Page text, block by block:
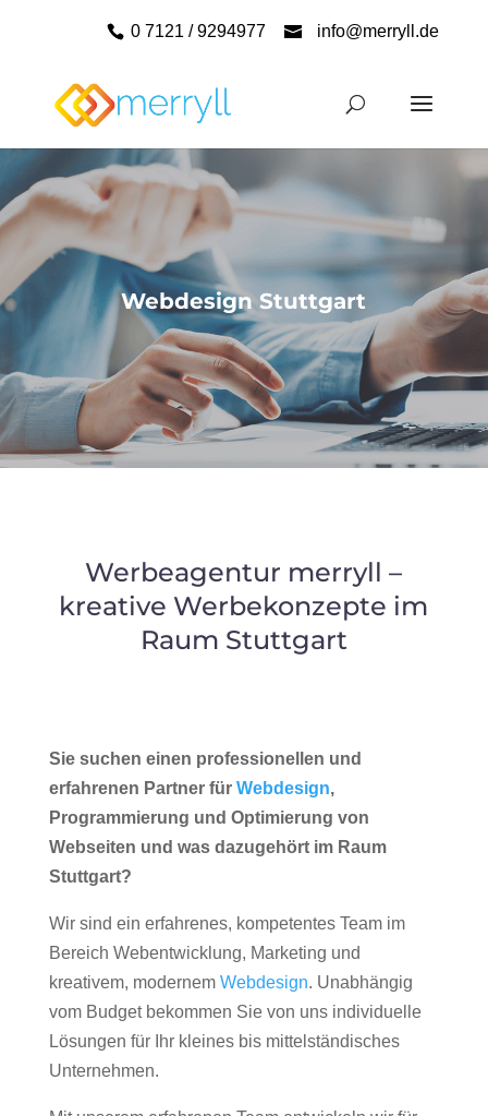
0 7121 / 9294977 info@merryll.de
Webdesign Stuttgart
Werbeagentur merryll –
kreative Werbekonzepte im
Raum Stuttgart
Sie suchen einen professionellen und
erfahrenen Partner für Webdesign,
Programmierung und Optimierung von
Webseiten und was dazugehört im Raum
Stuttgart?
Wir sind ein erfahrenes, kompetentes Team im
Bereich Webentwicklung, Marketing und
kreativem, modernem Webdesign. Unabhängig
vom Budget bekommen Sie von uns individuelle
Lösungen für Ihr kleines bis mittelständisches
Unternehmen.